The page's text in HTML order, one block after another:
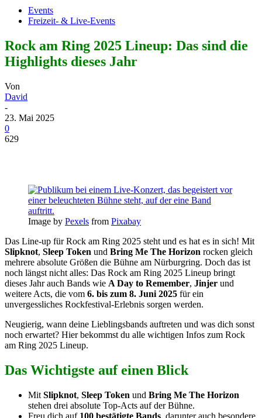
Events
Freizeit- & Live-Events
Rock am Ring 2025 Lineup: Das sind die
Highlights dieses Jahr
Von
David
-
23. Mai 2025
0
629
Image by Pexels from Pixabay
Das Line-up für Rock am Ring 2025 steht und es hat es in sich! Mit
Slipknot, Sleep Token und Bring Me The Horizon rocken gleich
mehrere absolute Größen die Bühne am Nürburgring. Doch das ist
noch längst nicht alles: Das Rock am Ring 2025 Lineup bringt
dieses Jahr auch Bands wie A Day to Remember, Jinjer und
weitere Acts, die vom 6. bis zum 8. Juni 2025 für ein
unvergessliches Rockfestival-Erlebnis sorgen werden.
Neugierig, wann deine Lieblingsbands auftreten und was dich sonst
noch erwartet? Hier bekommst du alle wichtigen Infos zum Rock
am Ring 2025 Lineup.
Das Wichtigste auf einen Blick
Mit Slipknot, Sleep Token und Bring Me The Horizon
stehen drei absolute Top-Acts auf der Bühne.
Freu dich auf 100 bestätigte Bands, darunter auch besondere